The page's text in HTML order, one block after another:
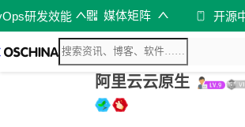
研发效能 媒体矩阵 开源
阿里云云原生